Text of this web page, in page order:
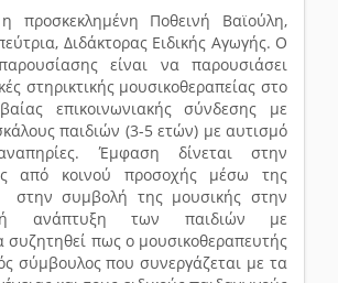
προσκεκλημένη Ποθεινή Βαϊούλη,
Διδάκτορας Ειδικής Αγωγής. Ο
είναι να παρουσιάσει
στηρικτικής μουσικοθεραπείας στο
επικοινωνιακής σύνδεσης με
παιδιών (3-5 ετών) με αυτισμό
Έμφαση δίνεται στην
από κοινού προσοχής μέσω της
στην συμβολή της μουσικής στην
ανάπτυξη των παιδιών με
συζητηθεί πως ο μουσικοθεραπευτής
σύμβουλος που συνεργάζεται με τα